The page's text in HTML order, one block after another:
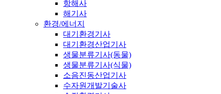
항해사
해기사
환경/에너지
대기환경기사
대기환경산업기사
생물분류기사(동물)
생물분류기사(식물)
소음진동산업기사
수자원개발기술사